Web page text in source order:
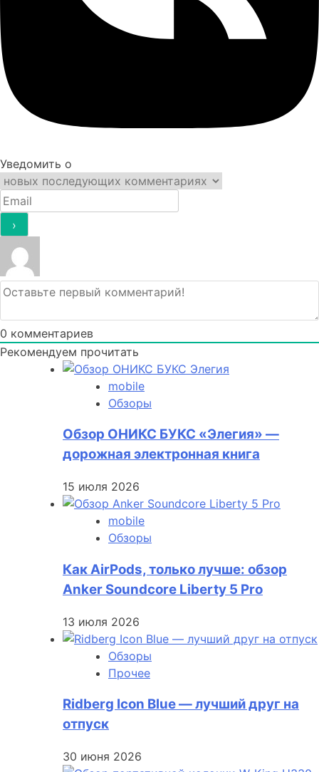
Уведомить о
0 комментариев
Рекомендуем прочитать
mobile
Обзоры
Обзор ОНИКС БУКС «Элегия» —
дорожная электронная книга
15 июля 2026
mobile
Обзоры
Как AirPods, только лучше: обзор
Anker Soundcore Liberty 5 Pro
13 июля 2026
Обзоры
Прочее
Ridberg Icon Blue — лучший друг на
отпуск
30 июня 2026